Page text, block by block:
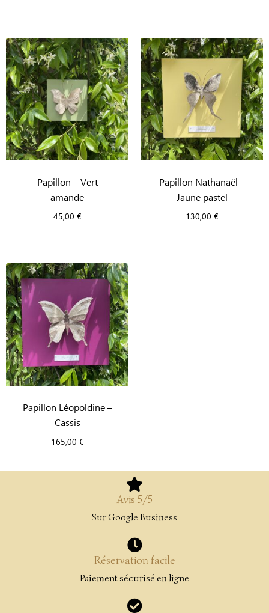
Papillon – Vert
amande
45,00 €
Papillon Nathanaël –
Jaune pastel
130,00 €
Papillon Léopoldine –
Cassis
165,00 €
Avis 5/5
Sur Google Business
Réservation facile
Paiement sécurisé en ligne